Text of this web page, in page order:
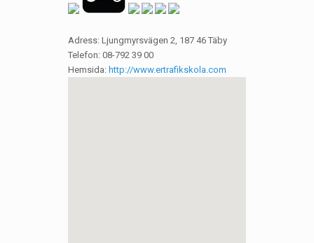
Adress: Ljungmyrsvägen 2, 187 46 Täby
Telefon: 08-792 39 00
Hemsida: http://www.ertrafikskola.com